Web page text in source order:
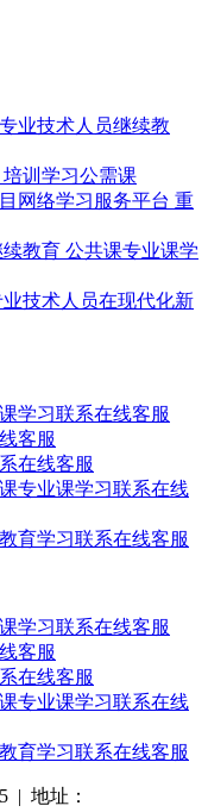
业技术人员继续教
训学习公需课
网络学习服务平台 重
教育 公共课专业课学
技术人员在现代化新
学习联系在线客服
客服
在线客服
专业课学习联系在线
育学习联系在线客服
学习联系在线客服
客服
在线客服
专业课学习联系在线
育学习联系在线客服
| 地址：